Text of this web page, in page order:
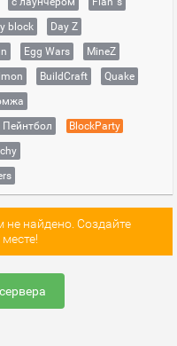
block
Day Z
Egg Wars
MineZ
BuildCraft
Quake
BlockParty
найдено. Создайте